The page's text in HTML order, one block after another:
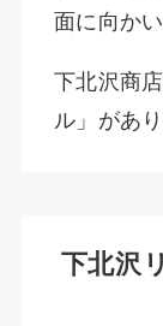
面に向かい
下北沢商
ル」があり
下北沢